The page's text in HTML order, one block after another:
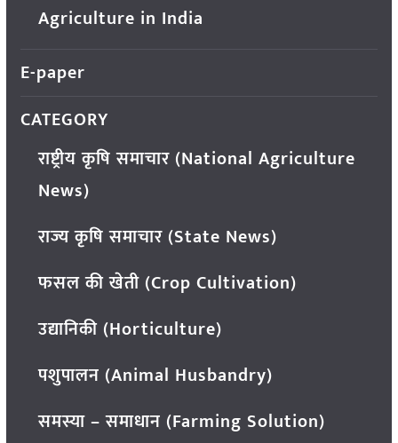
Agriculture in India
E-paper
CATEGORY
राष्ट्रीय कृषि समाचार (National Agriculture
News)
राज्य कृषि समाचार (State News)
फसल की खेती (Crop Cultivation)
उद्यानिकी (Horticulture)
पशुपालन (Animal Husbandry)
समस्या – समाधान (Farming Solution)